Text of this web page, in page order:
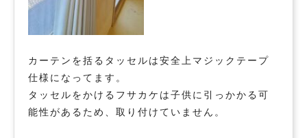
カーテンを括るタッセルは安全上マジックテープ
仕様になってます。
タッセルをかけるフサカケは子供に引っかかる可
能性があるため、取り付けていません。